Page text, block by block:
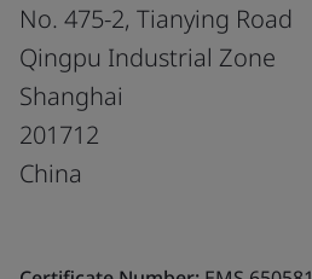
No. 475-2, Tianying Road
Qingpu Industrial Zone
Shanghai
201712
China